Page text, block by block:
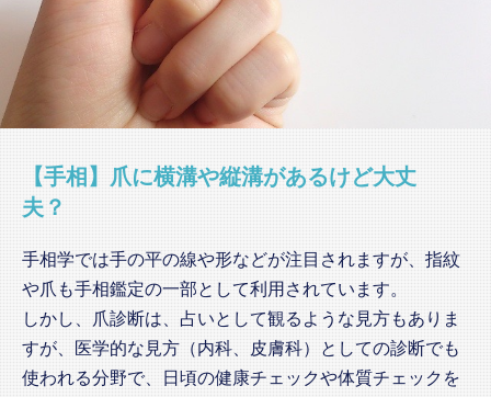
【手相】爪に横溝や縦溝があるけど大丈
夫？
手相学では手の平の線や形などが注目されますが、指紋
や爪も手相鑑定の一部として利用されています。
しかし、爪診断は、占いとして観るような見方もありま
すが、医学的な見方（内科、皮膚科）としての診断でも
使われる分野で、日頃の健康チェックや体質チェックを